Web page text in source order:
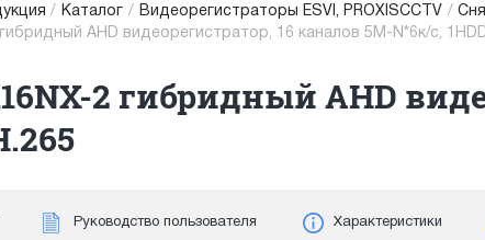
/ Каталог / Видеорегистраторы ESVI, PROXISCCTV /
AHD видеорегистратор, 16 каналов 5М-N*6к/с,
2 гибридный AHD
Руководство пользователя Характеристики